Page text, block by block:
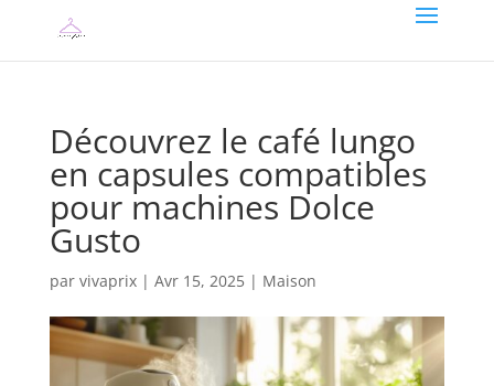
Découvrez le café lungo
en capsules compatibles
pour machines Dolce
Gusto
par vivaprix| Avr 15, 2025| Maison